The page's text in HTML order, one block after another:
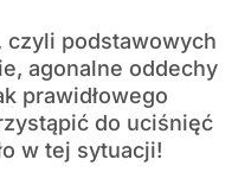
czyli podstawowych
agonalne oddechy
prawidłowego
do uciśnięć
w tej sytuacji!